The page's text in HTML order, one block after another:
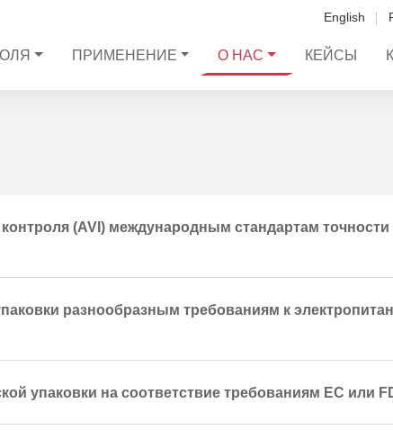
English
ПРИМЕНЕНИЕ О НАС КЕЙСЫ
(AVI) международным стандартам точности
разнообразным требованиям к
упаковки на соответствие требованиям ЕС или